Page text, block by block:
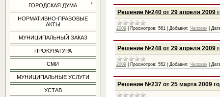
ГОРОДСКАЯ ДУМА
НОРМАТИВНО-ПРАВОВЫЕ
АКТЫ
МУНИЦИПАЛЬНЫЙ ЗАКАЗ
ПРОКУРАТУРА
СМИ
МУНИЦИПАЛЬНЫЕ УСЛУГИ
УСТАВ
Решение №240 от 29 апреля 2009
2009| Просмотров: 561 Добавил: Человек|
Решение №248 от 29 апреля 2009
2009| Просмотров: 552| Добавил: Человек|
Решение №237 от 25 марта 2009